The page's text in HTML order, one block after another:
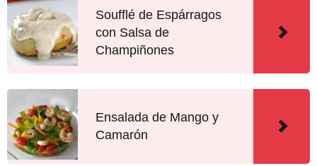
Soufflé de Espárragos
con Salsa de
Champiñones
Ensalada de Mango y
Camarón